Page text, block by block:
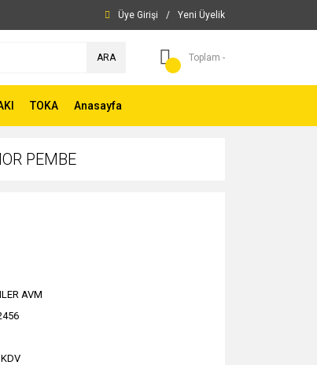
Üye Girişi / Yeni Üyelik
ARA Toplam -
TOKA Anasayfa
PEMBE
AVM